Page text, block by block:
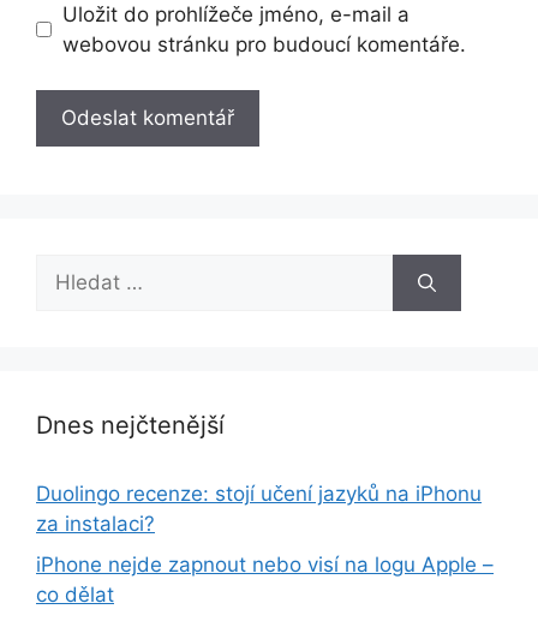
Uložit do prohlížeče jméno, e-mail a
webovou stránku pro budoucí komentáře.
Hledat:
Dnes nejčtenější
Duolingo recenze: stojí učení jazyků na iPhonu
za instalaci?
iPhone nejde zapnout nebo visí na logu Apple –
co dělat